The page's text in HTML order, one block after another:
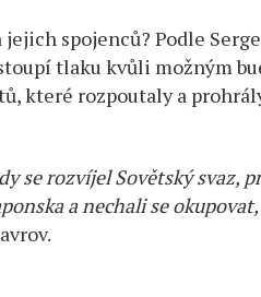
spojenců? Podle
tlaku kvůli možným
které rozpoutaly a
se rozvíjel Sovětský svaz,
a nechali se